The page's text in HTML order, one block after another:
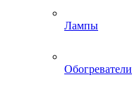
Лампы
Обогреватели